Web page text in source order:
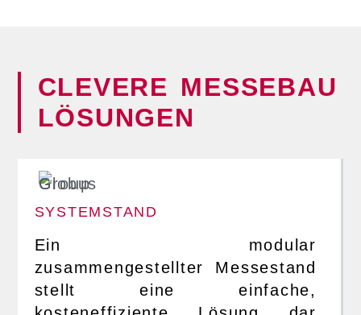
CLEVERE MESSEBAU
LÖSUNGEN
SYSTEMSTAND
Ein modular
zusammengestellter Messestand
stellt eine einfache,